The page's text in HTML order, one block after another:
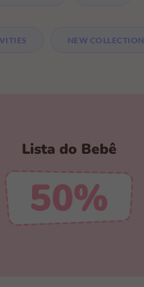
NEW COLLECTION
Lista do Bebê
Faça a Sua Lista Hoje
Mesmo
Descontos Incríveis
CRIAR MINHA LISTA